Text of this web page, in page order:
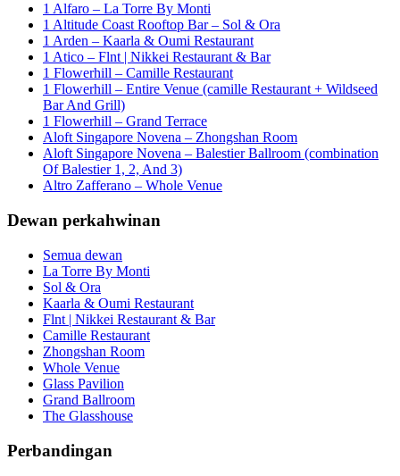
1 Alfaro – La Torre By Monti
1 Altitude Coast Rooftop Bar – Sol & Ora
1 Arden – Kaarla & Oumi Restaurant
1 Atico – Flnt | Nikkei Restaurant & Bar
1 Flowerhill – Camille Restaurant
1 Flowerhill – Entire Venue (camille Restaurant + Wildseed
Bar And Grill)
1 Flowerhill – Grand Terrace
Aloft Singapore Novena – Zhongshan Room
Aloft Singapore Novena – Balestier Ballroom (combination
Of Balestier 1, 2, And 3)
Altro Zafferano – Whole Venue
Dewan perkahwinan
Semua dewan
La Torre By Monti
Sol & Ora
Kaarla & Oumi Restaurant
Flnt | Nikkei Restaurant & Bar
Camille Restaurant
Zhongshan Room
Whole Venue
Glass Pavilion
Grand Ballroom
The Glasshouse
Perbandingan